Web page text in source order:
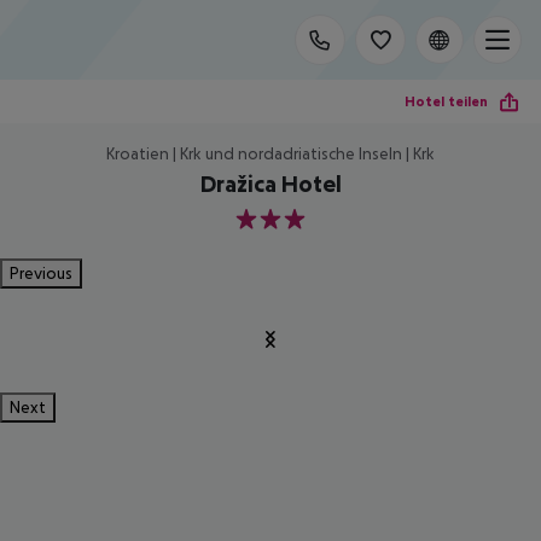
Hotel teilen
Kroatien | Krk und nordadriatische Inseln | Krk
Dražica Hotel
3
Previous
Next